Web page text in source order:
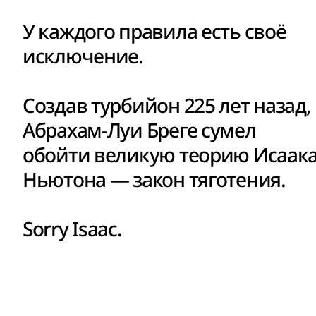
У каждого правила есть своё
исключение.
Создав турбийон 225 лет назад,
Абрахам-Луи Бреге сумел
обойти великую теорию
Ньютона — закон тяготения.
Sorry Isaac.